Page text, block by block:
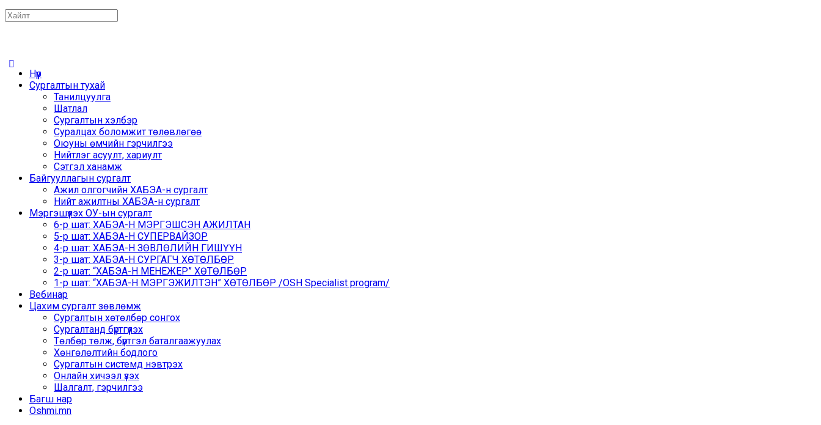
Search
Нүүр
Сургалтын тухай
Танилцуулга
Шатлал
Сургалтын хэлбэр
Суралцах боломжит төлөвлөгөө
Оюуны өмчийн гэрчилгээ
Нийтлэг асуулт, хариулт
Сэтгэл ханамж
Байгууллагын сургалт
Ажил олгогчийн ХАБЭА-н сургалт
Нийт ажилтны ХАБЭА-н сургалт
Мэргэшүүлэх ОУ-ын сургалт
6-р шат: ХАБЭА-Н МЭРГЭШСЭН АЖИЛТАН
5-р шат: ХАБЭА-Н СУПЕРВАЙЗОР
4-р шат: ХАБЭА-Н ЗӨВЛӨЛИЙН ГИШҮҮН
3-р шат: ХАБЭА-Н СУРГАГЧ ХӨТӨЛБӨР
2-р шат: “ХАБЭА-Н МЕНЕЖЕР” ХӨТӨЛБӨР
1-р шат: “ХАБЭА-Н МЭРГЭЖИЛТЭН” ХӨТӨЛБӨР /OSH Specialist program/
Вебинар
Цахим сургалт зөвлөмж
Сургалтын хөтөлбөр сонгох
Сургалтанд бүртгүүлэх
Төлбөр төлж, бүртгэл баталгаажуулах
Хөнгөлөлтийн бодлого
Сургалтын системд нэвтрэх
Онлайн хичээл үзэх
Шалгалт, гэрчилгээ
Багш нар
Oshmi.mn